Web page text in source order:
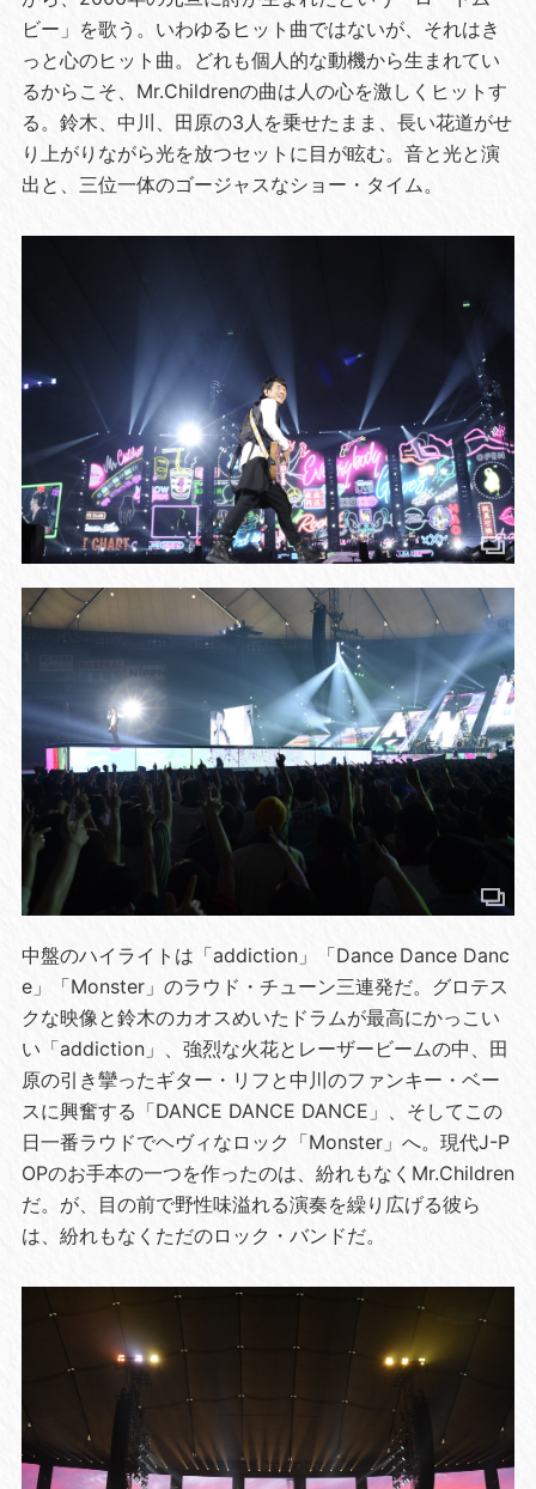
ビー」を歌う。いわゆるヒット曲ではないが、それはき
っと心のヒット曲。どれも個人的な動機から生まれてい
るからこそ、Mr.Childrenの曲は人の心を激しくヒットす
る。鈴木、中川、田原の3人を乗せたまま、長い花道がせ
り上がりながら光を放つセットに目が眩む。音と光と演
出と、三位一体のゴージャスなショー・タイム。
中盤のハイライトは「addiction」「Dance Dance Danc
e」「Monster」のラウド・チューン三連発だ。グロテス
クな映像と鈴木のカオスめいたドラムが最高にかっこい
い「addiction」、強烈な火花とレーザービームの中、田
原の引き攣ったギター・リフと中川のファンキー・ベー
スに興奮する「DANCE DANCE DANCE」、そしてこの
日一番ラウドでヘヴィなロック「Monster」へ。現代J-P
OPのお手本の一つを作ったのは、紛れもなくMr.Children
だ。が、目の前で野性味溢れる演奏を繰り広げる彼ら
は、紛れもなくただのロック・バンドだ。